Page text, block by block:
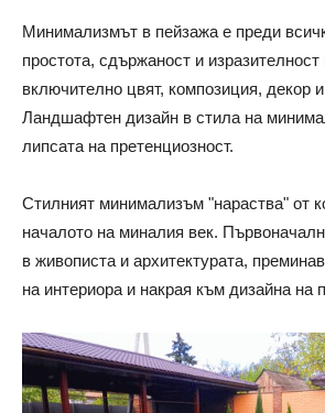
Минимализмът в пейзажа е преди
простота, сдържаност и изразителност
включително цвят, композиция, декор
Ландшафтен дизайн в стила на
липсата на претенциозност.
Стилният минимализъм "нараства" от
началото на миналия век.
в живописта и архитектурата,
на интериора и накрая към дизайна на